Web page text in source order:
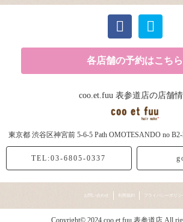
各店舗の予約はこちら
coo.et.fuu 表参道店の店舗
東京都 渋谷区神宮前 5-6-5 Path OMOTESANDO no
TEL:03-6805-0337
お問い合わせ 利用規約 プライバシーポリシ
Copyright© 2024 coo.et.fuu 表参道店 All